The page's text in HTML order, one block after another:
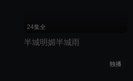
24集全
半城明媚半城雨
独播